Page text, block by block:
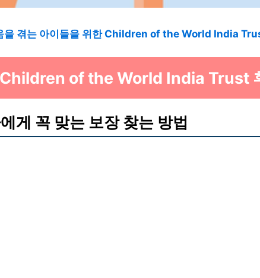
을 겪는 아이들을 위한 Children of the World India
Children of the World India Trust
게 꼭 맞는 보장 찾는 방법